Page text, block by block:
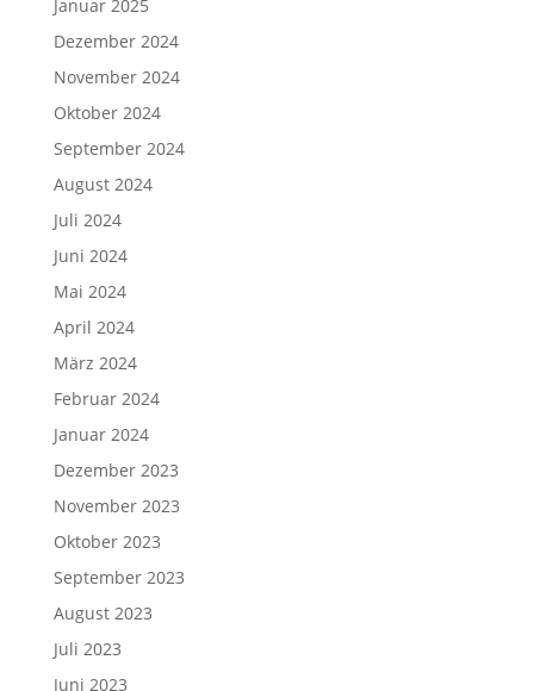
Januar 2025
Dezember 2024
November 2024
Oktober 2024
September 2024
August 2024
Juli 2024
Juni 2024
Mai 2024
April 2024
März 2024
Februar 2024
Januar 2024
Dezember 2023
November 2023
Oktober 2023
September 2023
August 2023
Juli 2023
Juni 2023